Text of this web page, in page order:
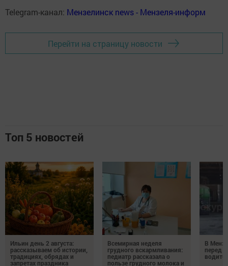
Telegram-канал: Мензелинск news - Мензеля-информ
Перейти на страницу новости
Топ 5 новостей
Ильин день 2 августа:
рассказываем об истории,
традициях, обрядах и
запретах праздника
Всемирная неделя
грудного вскармливания:
педиатр рассказала о
пользе грудного молока и
В
перед